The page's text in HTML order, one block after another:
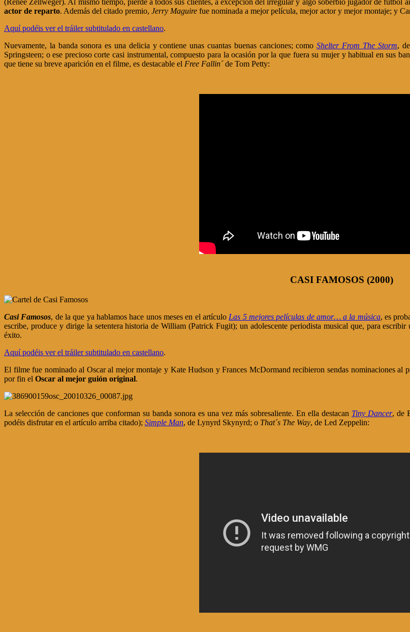
actor de reparto. Además del citado premio, Jerry Maguire fue nominada a mejor película, mejor actor y mejor montaje; y
Aquí podéis ver el tráiler subtitulado en castellano.
Nuevamente, la banda sonora es una delicia y contiene unas cuantas buenas canciones; comoShelter From The Storm,
Springsteen; o ese precioso corte casi instrumental, compuesto para la ocasión por la que fuera su mujer y habitual en sus
que tiene su breve aparición en el filme, es destacable el Free Fallin´de Tom Petty:
CASI FAMOSOS (2000)
Casi Famosos, de la que ya hablamos hace unos meses en el artículo Las 5 mejores películas de amor… a la música, es
escribe, produce y dirige la setentera historia de William (Patrick Fugit); un adolescente periodista musical que, para
éxito.
Aquí podéis ver el tráiler subtitulado en castellano.
El filme fue nominado al Oscar al mejor montaje y Kate Hudson y Frances McDormand recibieron sendas nominaciones al
por fin el Oscar al mejor guión original.
La selección de canciones que conforman su banda sonora es una vez más sobresaliente. En ella destacan Tiny Dancer, de
podéis disfrutar en el artículo arriba citado); Simple Man, de Lynyrd Skynyrd; o That´s The Way, de Led Zeppelin: